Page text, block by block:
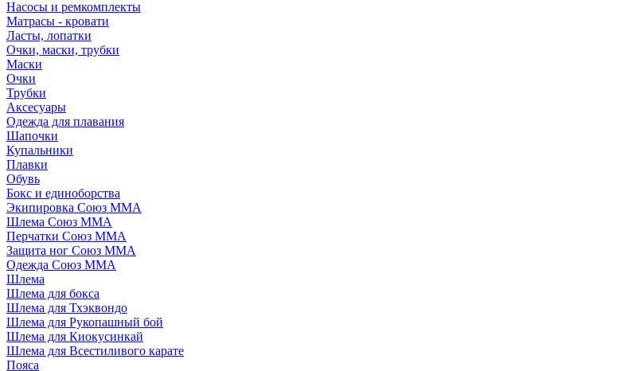
Насосы и ремкомплекты
Матрасы - кровати
Ласты, лопатки
Очки, маски, трубки
Маски
Очки
Трубки
Аксесуары
Одежда для плавания
Шапочки
Купальники
Плавки
Обувь
Бокс и единоборства
Экипировка Союз ММА
Шлема Союз ММА
Перчатки Союз ММА
Защита ног Союз ММА
Одежда Союз ММА
Шлема
Шлема для бокса
Шлема для Тхэквондо
Шлема для Рукопашный бой
Шлема для Киокусинкай
Шлема для Всестиливого карате
Пояса